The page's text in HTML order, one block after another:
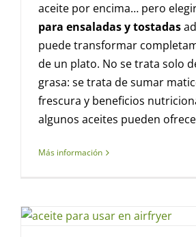
aceite por encima… pero
para ensaladas y tostadas
puede transformar
de un plato. No se trata solo
grasa: se trata de sumar
frescura y beneficios
algunos aceites pueden
Más información